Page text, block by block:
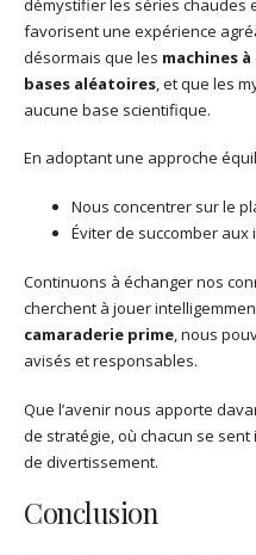
démystifier les séries chaudes
favorisent une expérience
désormais que les machines
bases aléatoires, et que les
aucune base scientifique.
En adoptant une approche
Nous concentrer sur le
Éviter de succomber
Continuons à échanger nos
cherchent à jouer
camaraderie prime, nous
avisés et responsables.
Que l’avenir nous apporte
de stratégie, où chacun se
de divertissement.
Conclusion